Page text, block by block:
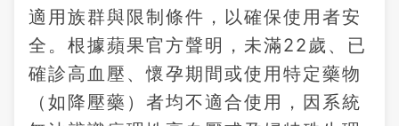
適用族群與限制條件，以確保使用者安
全。根據蘋果官方聲明，未滿22歲、已
確診高血壓、懷孕期間或使用特定藥物
（如降壓藥）者均不適合使用，因系統